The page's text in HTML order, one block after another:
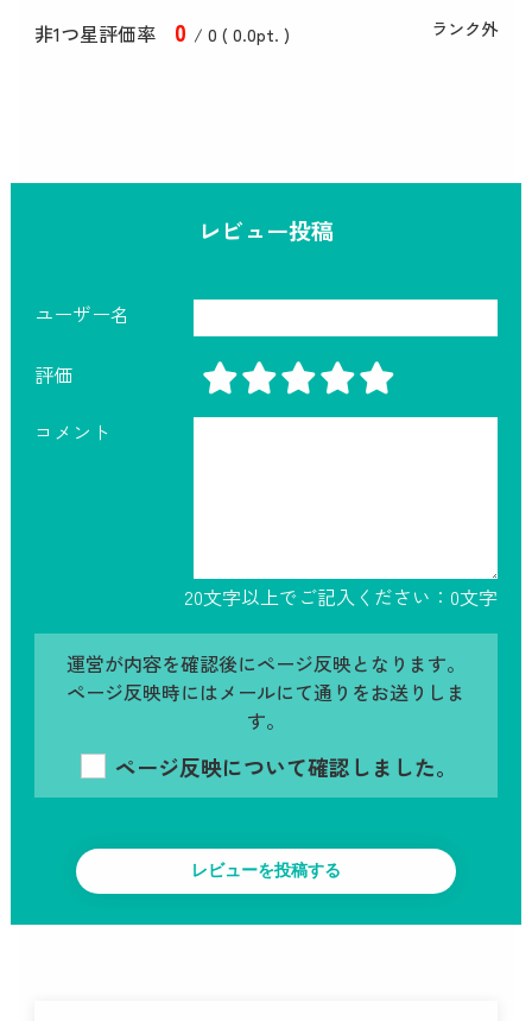
非1つ星評価率 0 / 0 ( 0.0pt. ) ランク外
レビュー投稿
ユーザー名
評価
コメント
20文字以上でご記入ください： 0文字
運営が内容を確認後にページ反映となります。
ページ反映時にはメールにて通りをお送りしま
す。
ページ反映について確認しました。